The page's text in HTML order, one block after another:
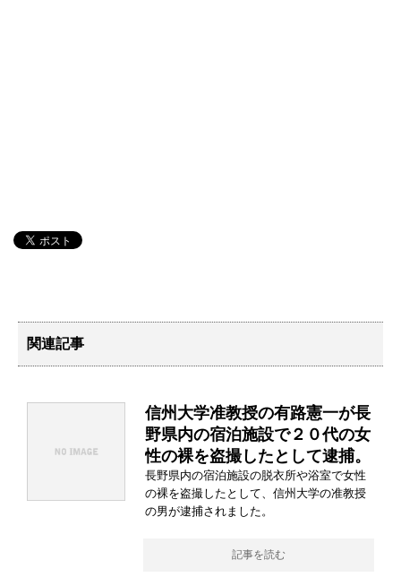
関連記事
信州大学准教授の有路憲一が長
野県内の宿泊施設で２０代の女
性の裸を盗撮したとして逮捕。
長野県内の宿泊施設の脱衣所や浴室で女性
の裸を盗撮したとして、信州大学の准教授
の男が逮捕されました。
記事を読む